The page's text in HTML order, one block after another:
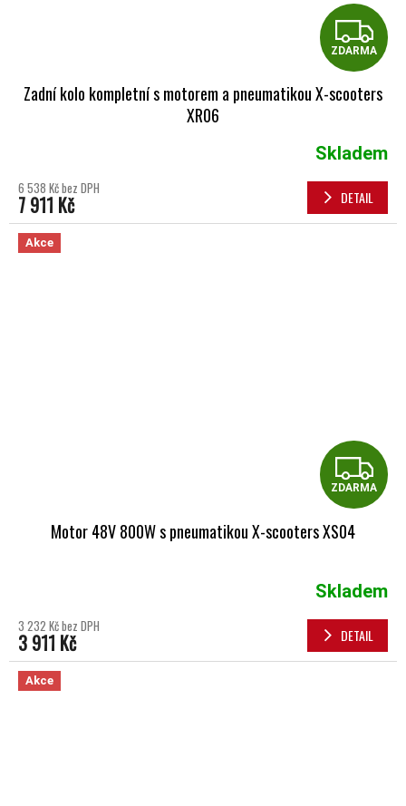
ZDARMA
Zadní kolo kompletní s motorem a pneumatikou X-scooters
XR06
Skladem
6 538 Kč bez DPH
7 911 Kč DETAIL
Akce
ZDARMA
Motor 48V 800W s pneumatikou X-scooters XS04
Skladem
3 232 Kč bez DPH
3 911 Kč DETAIL
Akce